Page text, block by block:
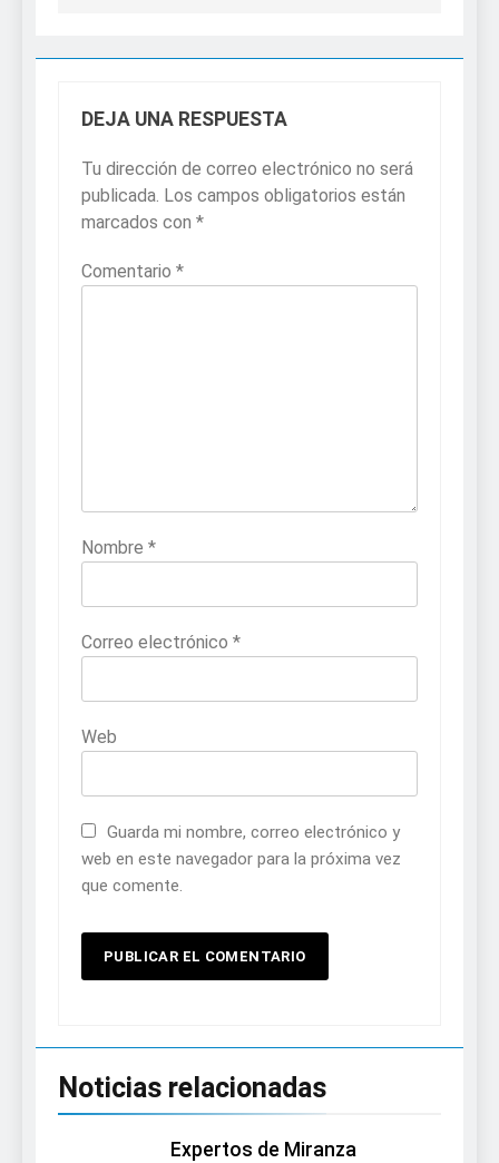
DEJA UNA RESPUESTA
Tu dirección de correo electrónico no será
publicada. Los campos obligatorios están
marcados con *
Comentario *
Nombre *
Correo electrónico *
Web
Guarda mi nombre, correo electrónico y
web en este navegador para la próxima vez
que comente.
Noticias relacionadas
Expertos de Miranza